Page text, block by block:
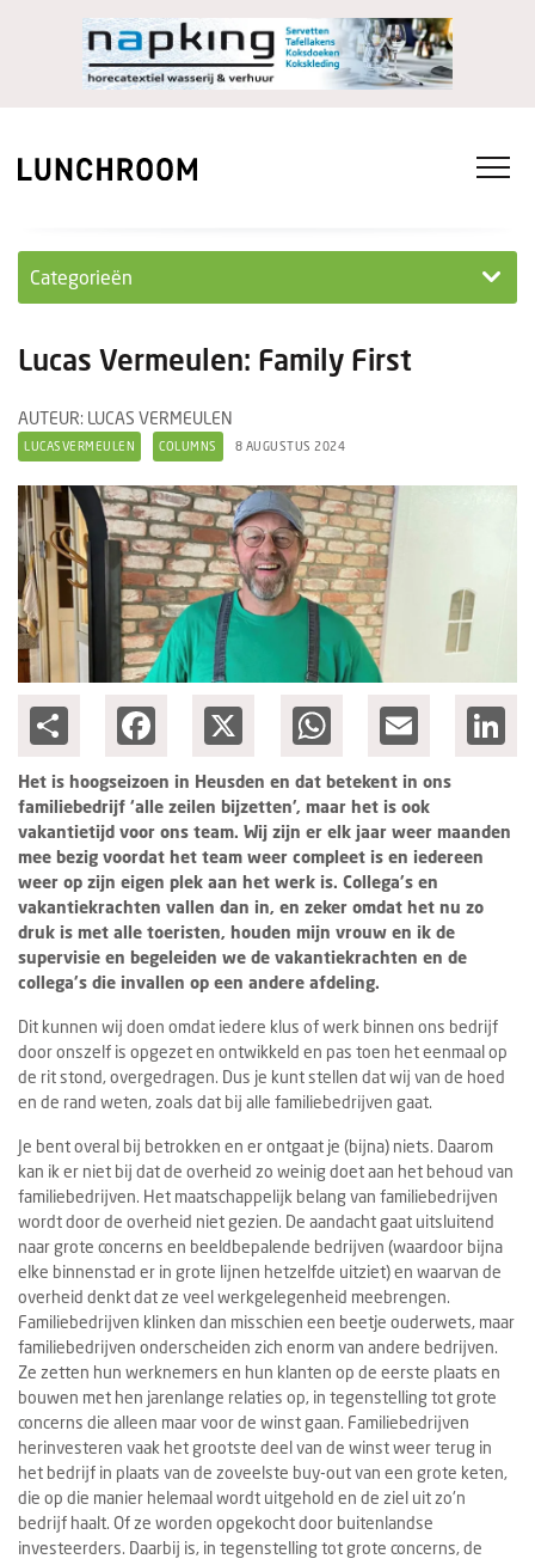
Categorieën
Ondernemen
Nieuwe lunchrooms
Columns
Groots ondernemen
Lucas Vermeulen: Family First
AUTEUR: LUCAS VERMEULEN
LUCASVERMEULEN COLUMNS 8 AUGUSTUS 2024
Facebook WhatsAppEmail
Het is hoogseizoen in Heusden en dat betekent in ons
familiebedrijf ‘alle zeilen bijzetten’, maar het is ook
vakantietijd voor ons team. Wij zijn er elk jaar weer maanden
mee bezig voordat het team weer compleet is en iedereen
weer op zijn eigen plek aan het werk is. Collega's en
vakantiekrachten vallen dan in, en zeker omdat het nu zo
druk is met alle toeristen, houden mijn vrouw en ik de
supervisie en begeleiden we de vakantiekrachten en de
collega's die invallen op een andere afdeling.
Dit kunnen wij doen omdat iedere klus of werk binnen ons bedrijf
door onszelf is opgezet en ontwikkeld en pas toen het eenmaal op
de rit stond, overgedragen. Dus je kunt stellen dat wij van de hoed
en de rand weten, zoals dat bij alle familiebedrijven gaat.
Je bent overal bij betrokken en er ontgaat je (bijna) niets. Daarom
kan ik er niet bij dat de overheid zo weinig doet aan het behoud van
familiebedrijven. Het maatschappelijk belang van familiebedrijven
wordt door de overheid niet gezien. De aandacht gaat uitsluitend
naar grote concerns en beeldbepalende bedrijven (waardoor bijna
elke binnenstad er in grote lijnen hetzelfde uitziet) en waarvan de
overheid denkt dat ze veel werkgelegenheid meebrengen.
Familiebedrijven klinken dan misschien een beetje ouderwets, maar
familiebedrijven onderscheiden zich enorm van andere bedrijven.
Ze zetten hun werknemers en hun klanten op de eerste plaats en
bouwen met hen jarenlange relaties op, in tegenstelling tot grote
concerns die alleen maar voor de winst gaan. Familiebedrijven
herinvesteren vaak het grootste deel van de winst weer terug in
het bedrijf in plaats van de zoveelste buy-out van een grote keten,
die op die manier helemaal wordt uitgehold en de ziel uit zo'n
bedrijf haalt. Of ze worden opgekocht door buitenlandse
investeerders. Daarbij is, in tegenstelling tot grote concerns, de